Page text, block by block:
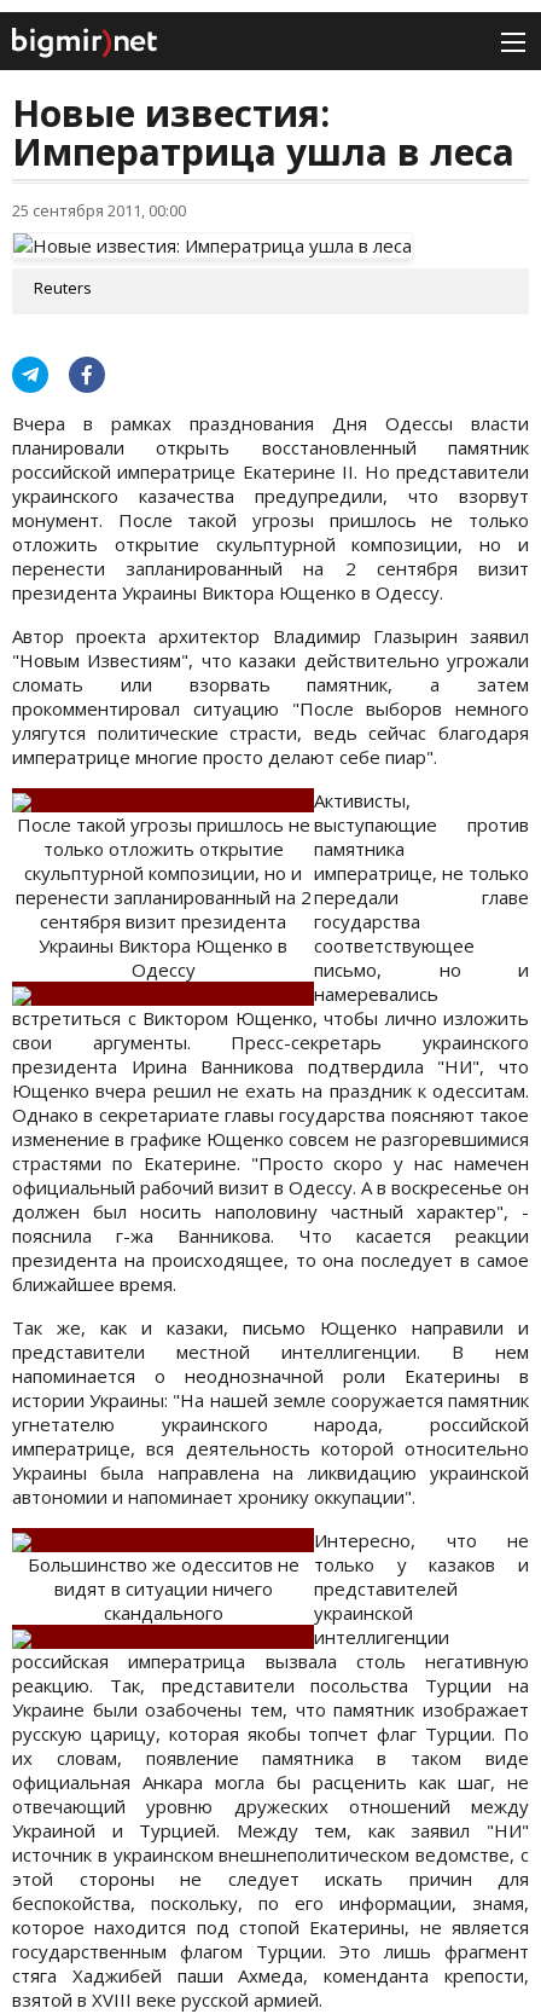
Новые известия:
Императрица ушла в леса
25 сентября 2011, 00:00
Reuters
Вчера в рамках празднования Дня Одессы власти
планировали открыть восстановленный памятник
российской императрице Екатерине II. Но представители
украинского казачества предупредили, что взорвут
монумент. После такой угрозы пришлось не только
отложить открытие скульптурной композиции, но и
перенести запланированный на 2 сентября визит
президента Украины Виктора Ющенко в Одессу.
Автор проекта архитектор Владимир Глазырин заявил
"Новым Известиям", что казаки действительно угрожали
сломать или взорвать памятник, а затем
прокомментировал ситуацию "После выборов немного
улягутся политические страсти, ведь сейчас благодаря
императрице многие просто делают себе пиар".
После такой угрозы пришлось не
только отложить открытие
скульптурной композиции, но и
перенести запланированный на 2
сентября визит президента
Украины Виктора Ющенко в
Одессу
Активисты,
выступающие против
памятника
императрице, не только
передали главе
государства
соответствующее
письмо, но и
намеревались
встретиться с Виктором Ющенко, чтобы лично изложить
свои аргументы. Пресс-секретарь украинского
президента Ирина Ванникова подтвердила "НИ", что
Ющенко вчера решил не ехать на праздник к одесситам.
Однако в секретариате главы государства поясняют такое
изменение в графике Ющенко совсем не разгоревшимися
страстями по Екатерине. "Просто скоро у нас намечен
официальный рабочий визит в Одессу. А в воскресенье он
должен был носить наполовину частный характер", -
пояснила г-жа Ванникова. Что касается реакции
президента на происходящее, то она последует в самое
ближайшее время.
Так же, как и казаки, письмо Ющенко направили и
представители местной интеллигенции. В нем
напоминается о неоднозначной роли Екатерины в
истории Украины: "На нашей земле сооружается памятник
угнетателю украинского народа, российской
императрице, вся деятельность которой относительно
Украины была направлена на ликвидацию украинской
автономии и напоминает хронику оккупации".
Большинство же одесситов не
видят в ситуации ничего
скандального
Интересно, что не
только у казаков и
представителей
украинской
интеллигенции
российская императрица вызвала столь негативную
реакцию. Так, представители посольства Турции на
Украине были озабочены тем, что памятник изображает
русскую царицу, которая якобы топчет флаг Турции. По
их словам, появление памятника в таком виде
официальная Анкара могла бы расценить как шаг, не
отвечающий уровню дружеских отношений между
Украиной и Турцией. Между тем, как заявил "НИ"
источник в украинском внешнеполитическом ведомстве, с
этой стороны не следует искать причин для
беспокойства, поскольку, по его информации, знамя,
которое находится под стопой Екатерины, не является
государственным флагом Турции. Это лишь фрагмент
стяга Хаджибей паши Ахмеда, коменданта крепости,
взятой в XVIII веке русской армией.